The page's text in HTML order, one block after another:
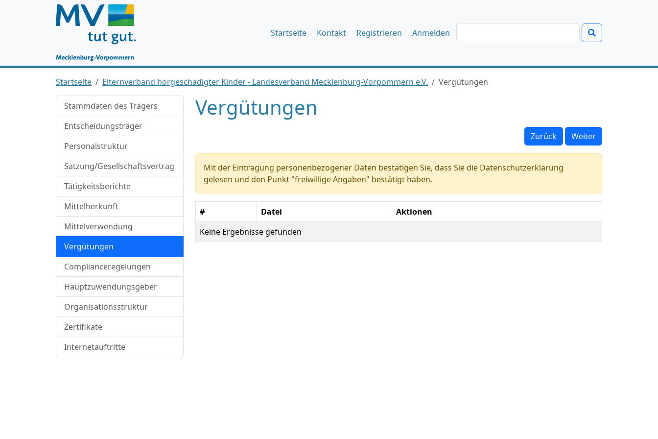
Startseite Kontakt Registrieren Anmelden
Startseite Elternverband hörgeschädigter Kinder - Landesverband Mecklenburg-Vorpommern e.V. Vergütungen
Stammdaten des Trägers
Entscheidungsträger
Personalstruktur
Satzung/Gesellschaftsvertrag
Tätigkeitsberichte
Mittelherkunft
Mittelverwendung
Vergütungen
Complianceregelungen
Hauptzuwendungsgeber
Organisationsstruktur
Zertifikate
Internetauftritte
Vergütungen
Zurück Weiter
Mit der Eintragung personenbezogener Daten bestätigen Sie, dass Sie die Datenschutzerklärung
gelesen und den Punkt "freiwillige Angaben" bestätigt haben.
# Datei
Aktionen
Keine Ergebnisse gefunden